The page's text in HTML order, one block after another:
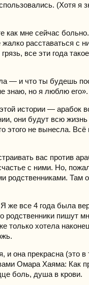
(Хотя я
как мне сейчас
расставаться с
все эти года
— и что ты будешь
знаю, но я люблю его».
истории — арабок
они будут всю жизнь
этого не вынесла. Всё
вас против
с ними. Но,
родственниками. Там
же все 4 года была
родственники пишут
только хотела
и она прекрасна (это в
Омара Хаяма: Как
боль, душа в крови.